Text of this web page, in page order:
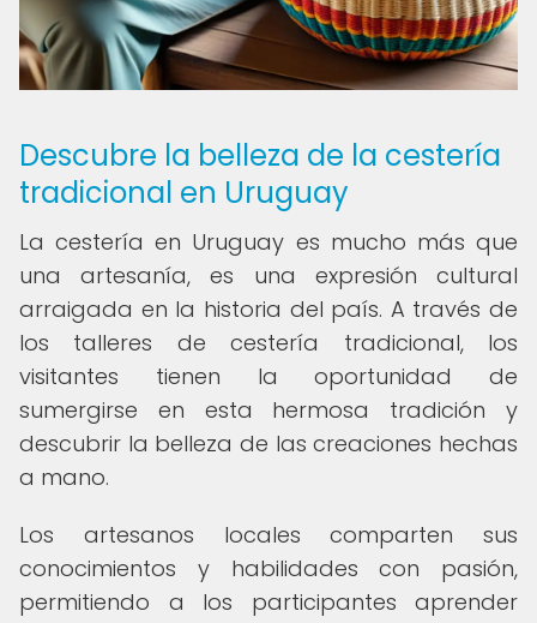
Descubre la belleza de la cestería
tradicional en Uruguay
La cestería en Uruguay es mucho más que
una artesanía, es una expresión cultural
arraigada en la historia del país. A través de
los talleres de cestería tradicional, los
visitantes tienen la oportunidad de
sumergirse en esta hermosa tradición y
descubrir la belleza de las creaciones hechas
a mano.
Los artesanos locales comparten sus
conocimientos y habilidades con pasión,
permitiendo a los participantes aprender